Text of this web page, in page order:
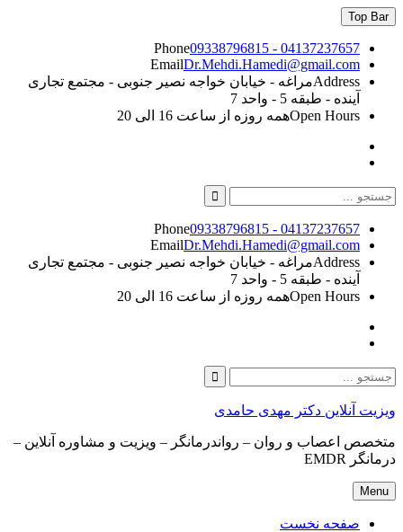
Skip
to
content
Top Bar
Phone09338796815 - 04137237657
EmailDr.Mehdi.Hamedi@gmail.com
Addressمراغه - خیابان خواجه نصیر جنوبی - مجتمع تجاری
آینده - طبقه 5 - واحد 7
Open Hoursهمه روزه از ساعت 16 الی 20
Search
for:
Phone09338796815 - 04137237657
EmailDr.Mehdi.Hamedi@gmail.com
Addressمراغه - خیابان خواجه نصیر جنوبی - مجتمع تجاری
آینده - طبقه 5 - واحد 7
Open Hoursهمه روزه از ساعت 16 الی 20
Search
Search
for:
ویزیت آنلاین دکتر مهدی حامدی
متخصص اعصاب و روان – رواندرمانگر – ویزیت و مشاوره آنلاین –
درمانگر EMDR
Menu
صفحه نخست